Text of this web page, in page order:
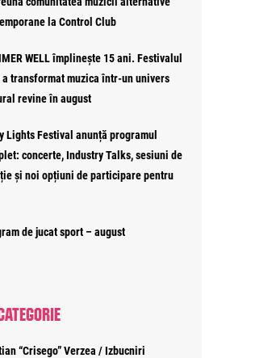
la Control Club
WELL împlinește 15 ani. Festivalul
a transformat muzica într-un univers
revine în august
Lights Festival anunță programul
concerte, Industry Talks, sesiuni de
și noi opțiuni de participare pentru
de jucat sport – august
“Crisego” Verzea / Izbucniri